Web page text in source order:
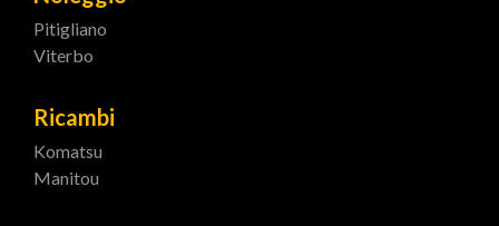
Pitigliano
Viterbo
Ricambi
Komatsu
Manitou